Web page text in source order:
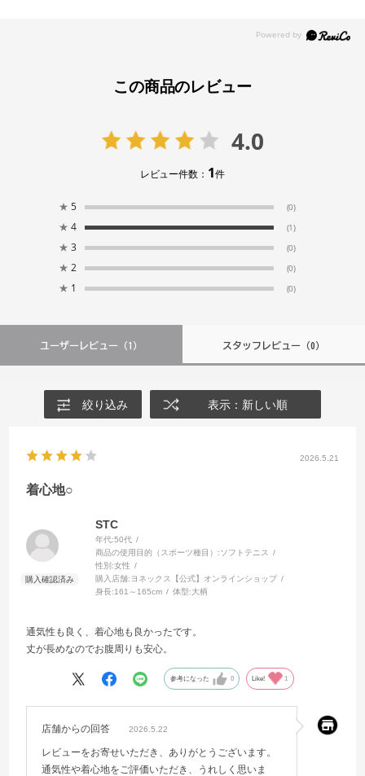
この商品のレビュー
4.0
レビュー件数： 1件
★ 5 (0)
★ 4 (1)
★ 3 (0)
★ 2 (0)
★ 1 (0)
ユーザーレビュー （1） スタッフレビュー（0）
絞り込み 表示：新しい順
2026.5.21
着心地○
STC
年代:50代
商品の使用目的（スポーツ種目）:ソフトテニス
性別:女性
購入店舗:ヨネックス【公式】オンラインショップ
身長:161～165cm 体型:大柄
通気性も良く、着心地も良かったです。
丈が長めなのでお腹周りも安心。
参考になった 0 Like! 1
店舗からの回答 2026.5.22
レビューをお寄せいただき、ありがとうございます。
通気性や着心地をご評価いただき、うれしく思いま